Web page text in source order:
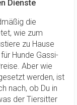
Dienste
die
wie zum
zu Hause
Hunde Gassi-
Aber wie
werden, ist
nach, ob Du in
der Tiersitter